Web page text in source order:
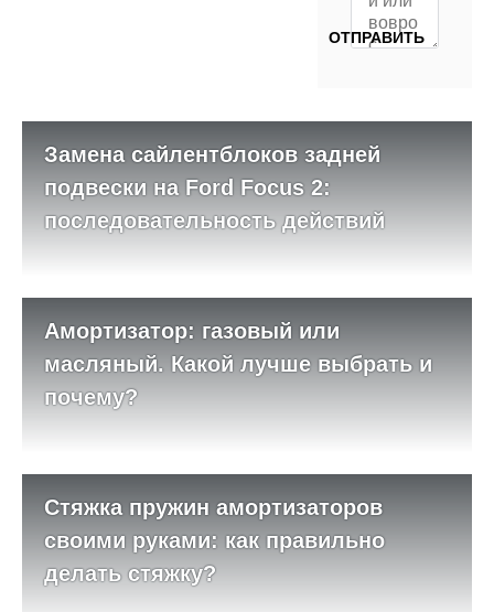
Замена сайлентблоков задней
подвески на Ford Focus 2:
последовательность действий
Амортизатор: газовый или
масляный. Какой лучше выбрать и
почему?
Стяжка пружин амортизаторов
своими руками: как правильно
делать стяжку?